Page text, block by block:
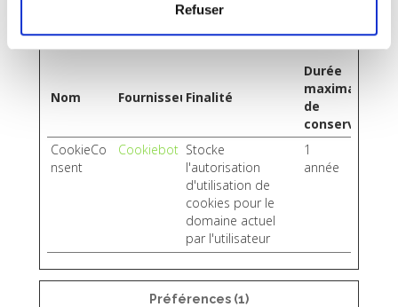
Refuser
sécurisées du site web. Le site web ne peut pas
fonctionner correctement sans ces cookies.
Nom FournisseurFinalité
Durée
maximale
de
conservation
CookieCo
nsent
Cookiebot Stocke
l'autorisation
d'utilisation de
cookies pour le
domaine actuel
par l'utilisateur
1
année
Préférences (1)